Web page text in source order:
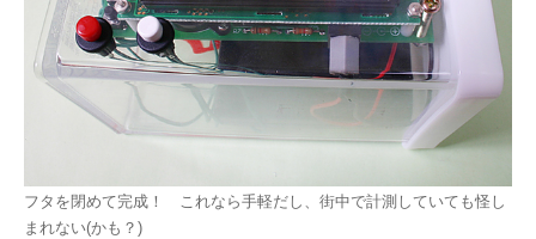
フタを閉めて完成！ これなら手軽だし、街中で計測していても怪し
まれない(かも？)